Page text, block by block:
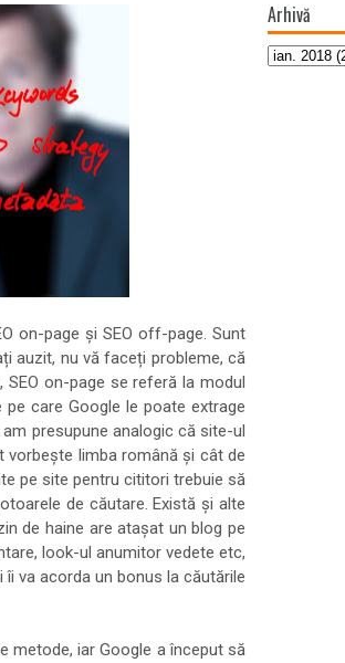
on-page și SEO off-page. Sunt
auzit, nu vă faceți probleme, că
on-page se referă la modul
care Google le poate extrage
presupune analogic că site-ul
vorbește limba română și cât de
pe site pentru cititori trebuie să
de căutare. Există și alte
de haine are atașat un blog pe
look-ul anumitor vedete etc,
va acorda un bonus la căutările
metode, iar Google a început să
Arhivă